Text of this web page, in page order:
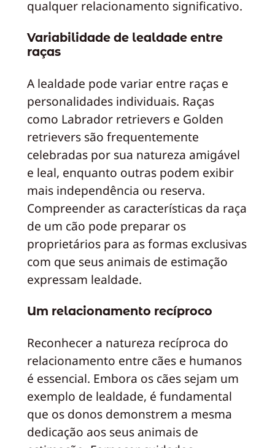
qualquer relacionamento significativo.
Variabilidade de lealdade entre
raças
A lealdade pode variar entre raças e
personalidades individuais. Raças
como Labrador retrievers e Golden
retrievers são frequentemente
celebradas por sua natureza amigável
e leal, enquanto outras podem exibir
mais independência ou reserva.
Compreender as características da raça
de um cão pode preparar os
proprietários para as formas exclusivas
com que seus animais de estimação
expressam lealdade.
Um relacionamento recíproco
Reconhecer a natureza recíproca do
relacionamento entre cães e humanos
é essencial. Embora os cães sejam um
exemplo de lealdade, é fundamental
que os donos demonstrem a mesma
dedicação aos seus animais de